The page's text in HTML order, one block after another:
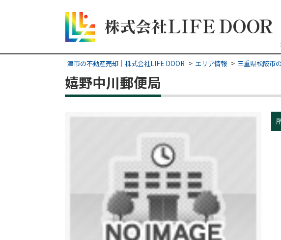
津市の不動産売却｜株式会社LIFE DOOR エリア情報 三重県松阪市
嬉野中川郵便局